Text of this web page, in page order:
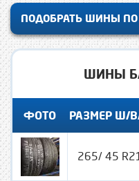
ПОДОБРАТЬ ШИНЫ
ШИНЫ Б/
ФОТО РАЗМЕР Ш/
265/ 45